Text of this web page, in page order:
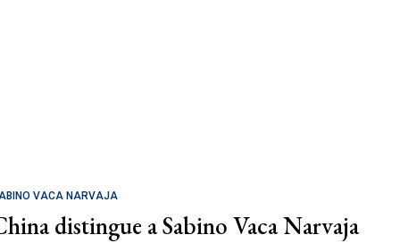
VACA NARVAJA
distingue a Sabino Vaca Narvaja